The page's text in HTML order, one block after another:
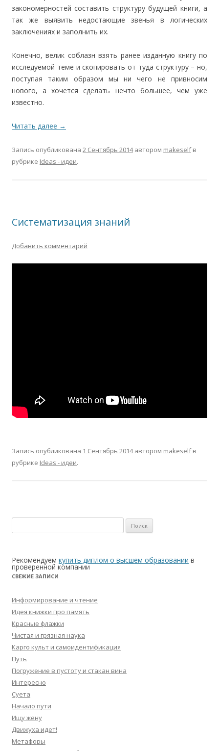
закономерностей составить структуру будущей книги, а
так же выявить недостающие звенья в логических
заключениях и заполнить их.
Конечно, велик соблазн взять ранее изданную книгу по
исследуемой теме и скопировать от туда структуру – но,
поступая таким образом мы ни чего не привносим
нового, а хочется сделать нечто большее, чем уже
известно.
Читать далее →
Запись опубликована 2 Сентябрь 2014автором makeselfв
рубрике Ideas - идеи.
Систематизация знаний
Добавить комментарий
Запись опубликована 1 Сентябрь 2014автором makeselfв
рубрике Ideas - идеи.
Рекомендуем купить диплом о высшем образовании в
проверенной компании
СВЕЖИЕ ЗАПИСИ
Информирование и чтение
Идея книжки про память
Красные флажки
Чистая и грязная наука
Карго культ и самоидентификация
Путь
Погружение в пустоту и стакан вина
Интересно
Суета
Начало пути
Ищу жену
Движуха идет!
Метафоры